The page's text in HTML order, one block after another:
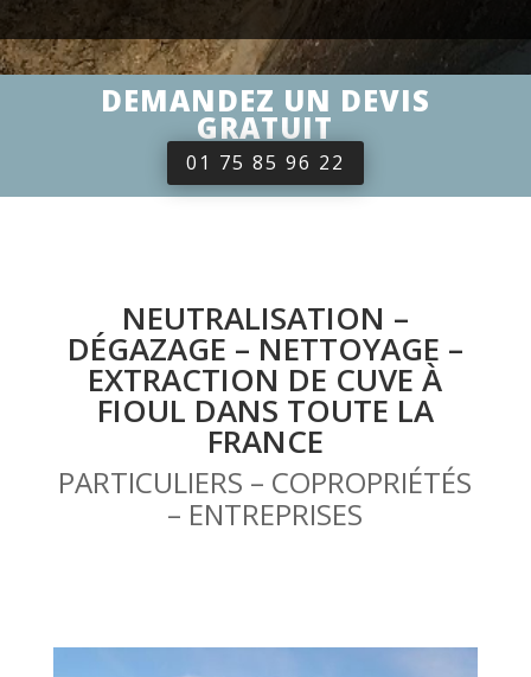
DEMANDEZ UN DEVIS
GRATUIT
01 75 85 96 22
NEUTRALISATION –
DÉGAZAGE – NETTOYAGE –
EXTRACTION DE CUVE À
FIOUL DANS TOUTE LA
FRANCE
PARTICULIERS – COPROPRIÉTÉS
– ENTREPRISES